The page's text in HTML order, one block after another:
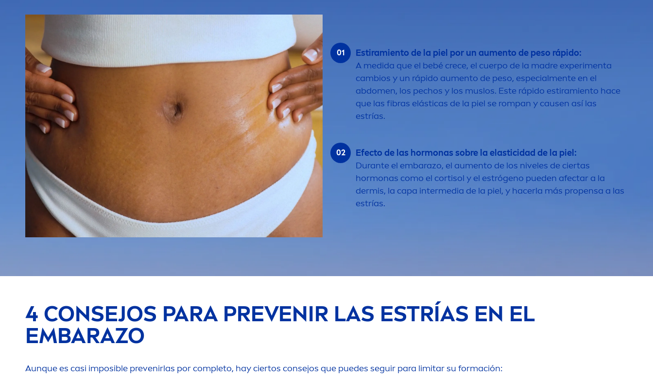
Estiramiento de la piel por un aumento de peso rápido:
A medida que el bebé crece, el cuerpo de la madre experimenta
cambios y un rápido aumento de peso, especialmente en el
abdomen, los pechos y los muslos. Este rápido estiramiento hace
que las fibras elásticas de la piel se rompan y causen así las
estrías.
Efecto de las hormonas sobre la elasticidad de la piel:
Durante el embarazo, el aumento de los niveles de ciertas
hormonas como el cortisol y el estrógeno pueden afectar a la
dermis, la capa intermedia de la piel, y hacerla más propensa a las
estrías.
4 CONSEJOS PARA PREVENIR LAS ESTRÍAS EN EL
EMBARAZO
Aunque es casi imposible prevenirlas por completo, hay ciertos consejos que puedes seguir para limitar su formación: